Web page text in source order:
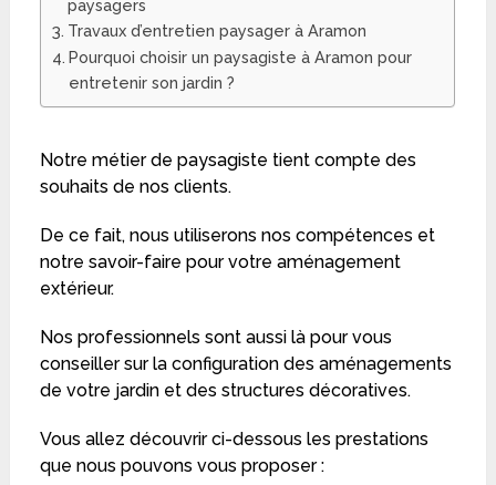
paysagers
Travaux d’entretien paysager à Aramon
Pourquoi choisir un paysagiste à Aramon pour
entretenir son jardin ?
Notre métier de paysagiste tient compte des
souhaits de nos clients.
De ce fait, nous utiliserons nos compétences et
notre savoir-faire pour votre aménagement
extérieur.
Nos professionnels sont aussi là pour vous
conseiller sur la configuration des aménagements
de votre jardin et des structures décoratives.
Vous allez découvrir ci-dessous les prestations
que nous pouvons vous proposer :